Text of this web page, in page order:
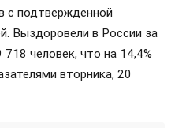
с подтвержденной
Выздоровели в России за
человек, что на 14,4%
вторника, 20